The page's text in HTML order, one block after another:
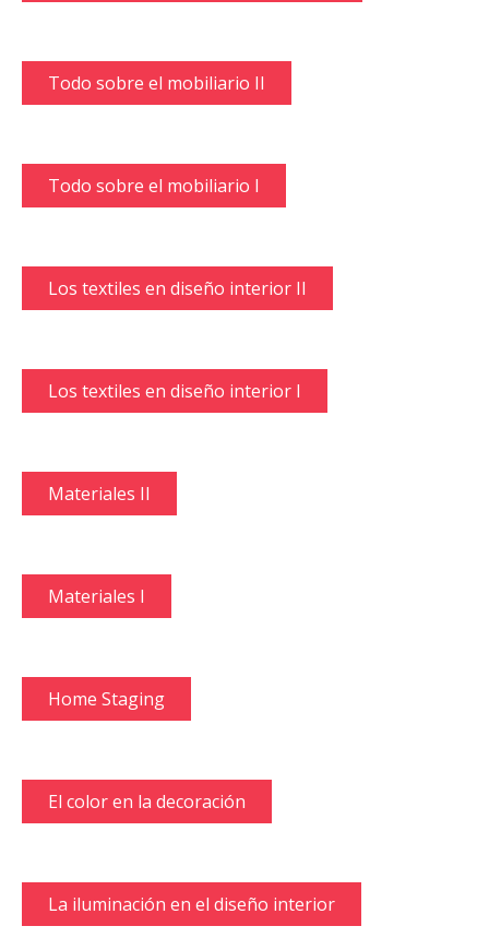
Todo sobre el mobiliario II
Todo sobre el mobiliario I
Los textiles en diseño interior II
Los textiles en diseño interior I
Materiales II
Materiales I
Home Staging
El color en la decoración
La iluminación en el diseño interior